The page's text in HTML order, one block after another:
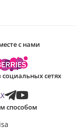
с нами
сетях
способом